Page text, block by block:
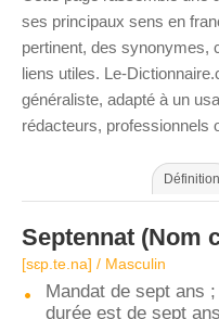
ses principaux sens en
pertinent, des synonymes,
liens utiles. Le-
généraliste, adapté à un
rédacteurs, professionnels
Définition
Septennat (Nom
[sɛp.te.na] / Masculin
Mandat de sept ans
durée est de sept